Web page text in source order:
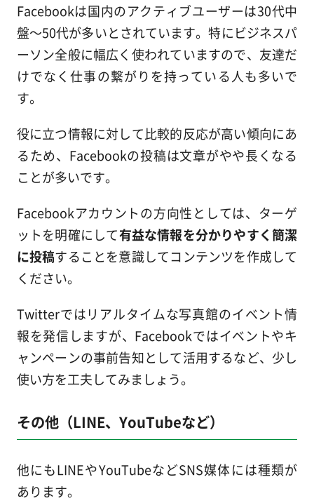
Facebookは国内のアクティブユーザーは30代中
盤～50代が多いとされています。特にビジネスパ
ーソン全般に幅広く使われていますので、友達だ
けでなく仕事の繋がりを持っている人も多いで
す。
役に立つ情報に対して比較的反応が高い傾向にあ
るため、Facebookの投稿は文章がやや長くなる
ことが多いです。
Facebookアカウントの方向性としては、ターゲ
ットを明確にして有益な情報を分かりやすく簡潔
に投稿することを意識してコンテンツを作成して
ください。
Twitterではリアルタイムな写真館のイベント情
報を発信しますが、Facebookではイベントやキ
ャンペーンの事前告知として活用するなど、少し
使い方を工夫してみましょう。
その他（LINE、YouTubeなど）
他にもLINEやYouTubeなどSNS媒体には種類が
あります。